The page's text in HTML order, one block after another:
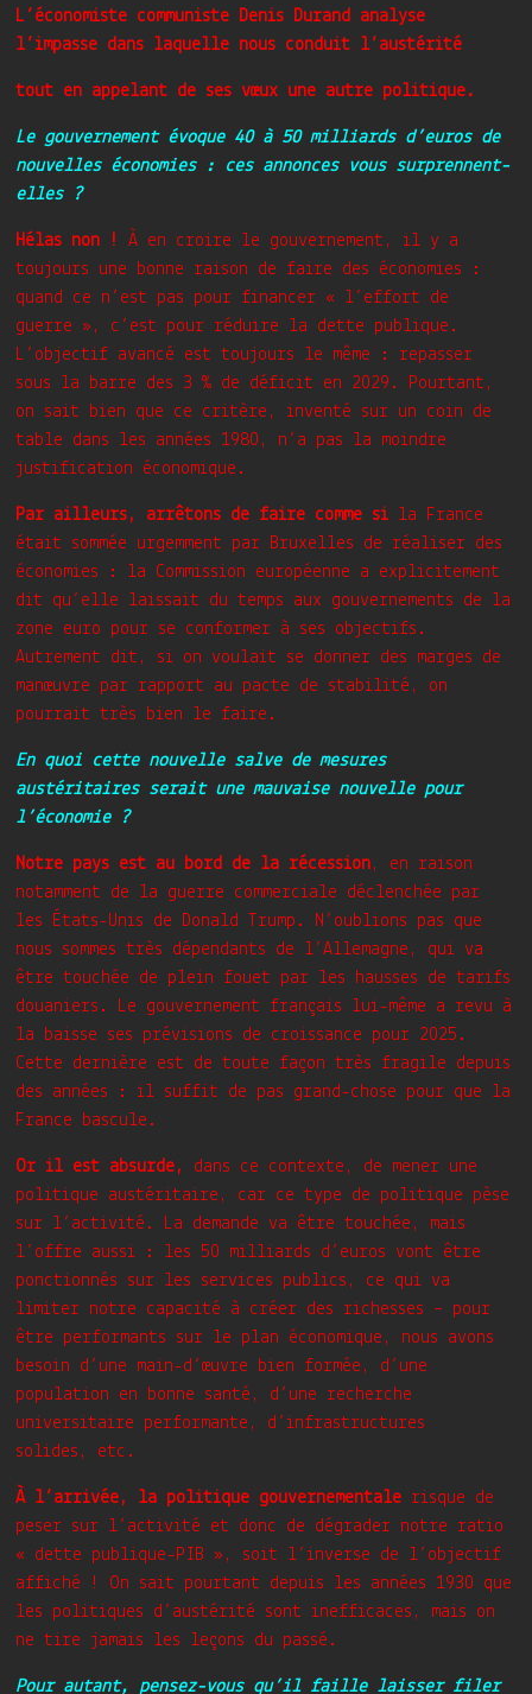
L’économiste communiste Denis Durand analyse
l’impasse dans laquelle nous conduit l’austérité
tout en appelant de ses vœux une autre politique.
Le gouvernement évoque 40 à 50 milliards d’euros de
nouvelles économies : ces annonces vous surprennent-
elles ?
Hélas non !
À en croire le gouvernement, il y a
toujours une bonne raison de faire des économies :
quand ce n’est pas pour financer « l’effort de
guerre », c’est pour réduire la dette publique.
L’objectif avancé est toujours le même : repasser
sous la barre des 3 % de déficit en 2029. Pourtant,
on sait bien que ce critère, inventé sur un coin de
table dans les années 1980, n’a pas la moindre
justification économique.
Par ailleurs, arrêtons de faire comme si la France
était sommée urgemment par Bruxelles de réaliser des
économies : la Commission européenne a explicitement
dit qu’elle laissait du temps aux gouvernements de la
zone euro pour se conformer à ses objectifs.
Autrement dit, si on voulait se donner des marges de
manœuvre par rapport au pacte de stabilité, on
pourrait très bien le faire.
En quoi cette nouvelle salve de mesures
austéritaires serait une mauvaise nouvelle pour
l’économie ?
Notre pays est au bord de la récession, en raison
notamment de la guerre commerciale déclenchée par
les États-Unis de Donald Trump. N’oublions pas que
nous sommes très dépendants de l’Allemagne, qui va
être touchée de plein fouet par les hausses de tarifs
douaniers. Le gouvernement français lui-même a revu à
la baisse ses prévisions de croissance pour 2025.
Cette dernière est de toute façon très fragile depuis
des années : il suffit de pas grand-chose pour que la
France bascule.
Or il est absurde,
dans ce contexte, de mener une
politique austéritaire, car ce type de politique pèse
sur l’activité. La demande va être touchée, mais
l’offre aussi : les 50 milliards d’euros vont être
ponctionnés sur les services publics, ce qui va
limiter notre capacité à créer des richesses – pour
être performants sur le plan économique, nous avons
besoin d’une main-d’œuvre bien formée, d’une
population en bonne santé, d’une recherche
universitaire performante, d’infrastructures
solides, etc.
À l’arrivée, la politique gouvernementale risque de
peser sur l’activité et donc de dégrader notre ratio
« dette publique-PIB », soit l’inverse de l’objectif
affiché ! On sait pourtant depuis les années 1930 que
les politiques d’austérité sont inefficaces, mais on
ne tire jamais les leçons du passé.
Pour autant, pensez-vous qu’il faille laisser filer